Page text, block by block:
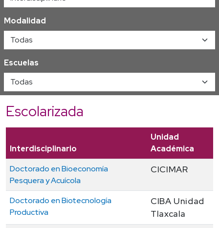
Modalidad
Escuelas
Escolarizada
Interdisciplinario
Unidad
Académica
Doctorado en Bioeconomía
Pesquera y Acuícola
CICIMAR
Doctorado en Biotecnología
Productiva
CIBA Unidad
Tlaxcala